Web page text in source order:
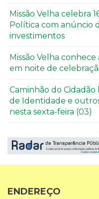
Missão Velha celebra
Política com anúncio
investimentos
Missão Velha
em noite de
Caminhão do Cidadão
de Identidade e
nesta sexta-feira (03)
ENDEREÇO